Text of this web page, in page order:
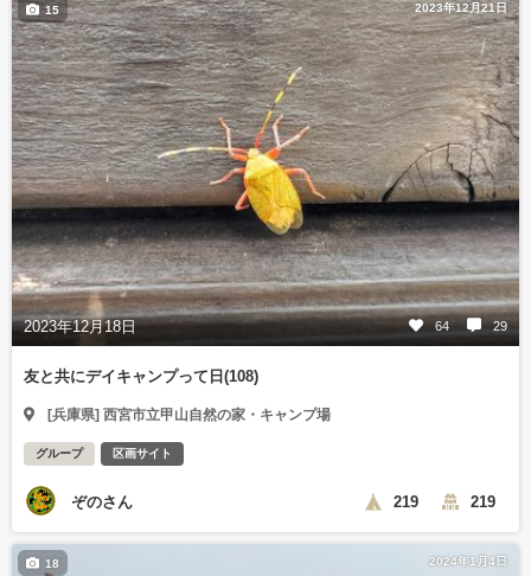
2023年12月21日
2023年12月18日 64 29
15
友と共にデイキャンプって日(108)
[兵庫県] 西宮市立甲山自然の家・キャンプ場
グループ 区画サイト
ぞのさん 219 219
2024年1月4日
18